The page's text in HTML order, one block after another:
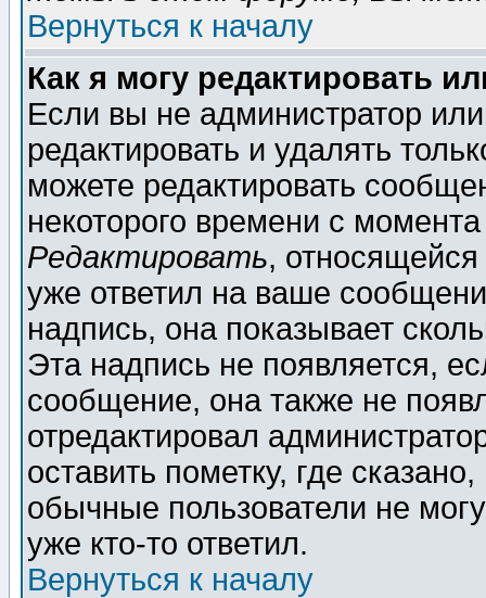
Вернуться к началу
Как я могу редактировать
Если вы не администратор
редактировать и удалять
можете редактировать
некоторого времени с
Редактировать,
уже ответил на ваше
надпись, она показывает
Эта надпись не появляется,
сообщение, она также не
отредактировал
оставить пометку, где
обычные пользователи не
уже кто-то ответил.
Вернуться к началу